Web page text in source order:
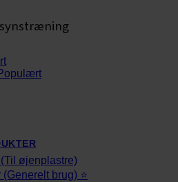
synstræning
øjenplastre)
brug) ⭐